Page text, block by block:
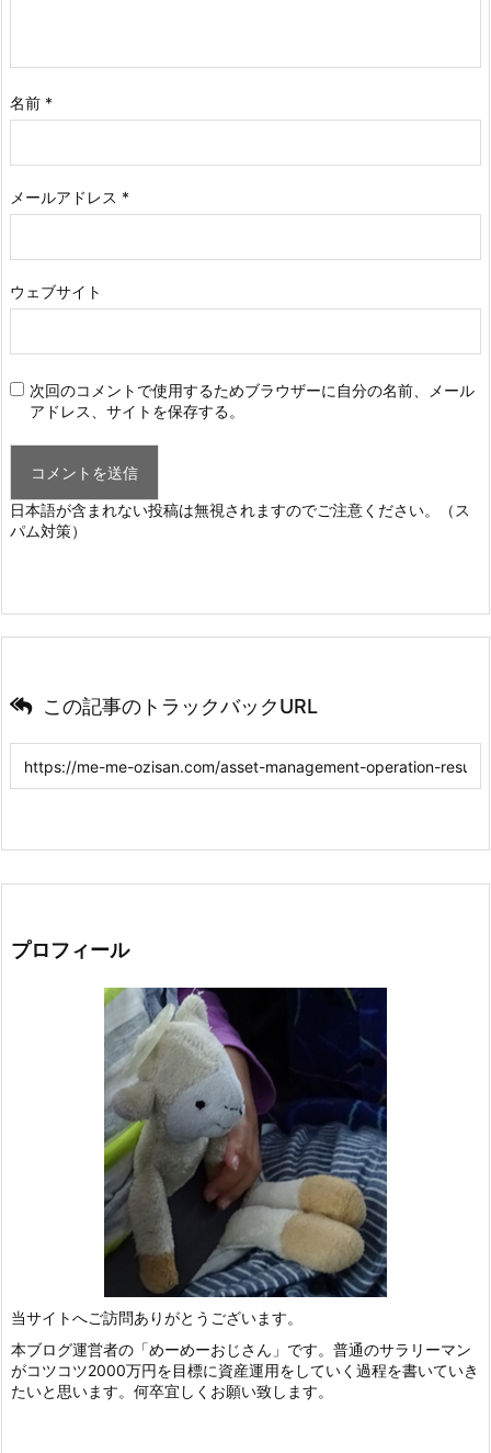
名前 *
メールアドレス *
ウェブサイト
次回のコメントで使用するためブラウザーに自分の名前、メール
アドレス、サイトを保存する。
日本語が含まれない投稿は無視されますのでご注意ください。（ス
パム対策）
この記事のトラックバックURL
プロフィール
当サイトへご訪問ありがとうございます。
本ブログ運営者の「めーめーおじさん」です。普通のサラリーマン
がコツコツ2000万円を目標に資産運用をしていく過程を書いていき
たいと思います。何卒宜しくお願い致します。